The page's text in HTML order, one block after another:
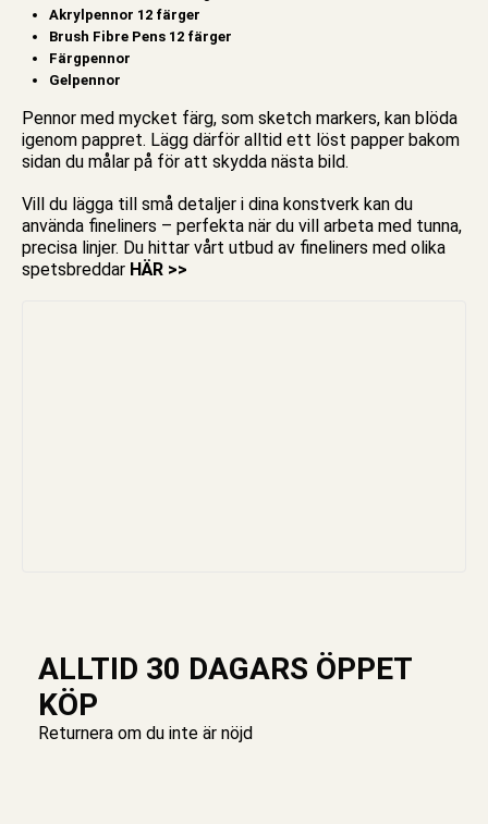
Akrylpennor 12 färger
Brush Fibre Pens 12 färger
Färgpennor
Gelpennor
Pennor med mycket färg, som sketch markers, kan blöda
igenom pappret. Lägg därför alltid ett löst papper bakom
sidan du målar på för att skydda nästa bild.
Vill du lägga till små detaljer i dina konstverk kan du
använda fineliners – perfekta när du vill arbeta med tunna,
precisa linjer. Du hittar vårt utbud av fineliners med olika
spetsbreddar HÄR >>
ALLTID 30 DAGARS ÖPPET
KÖP
Returnera om du inte är nöjd